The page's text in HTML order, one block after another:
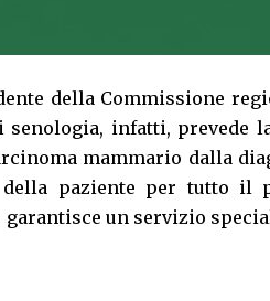
della Commissione
senologia, infatti, prevede
mammario dalla
paziente per tutto il
un servizio